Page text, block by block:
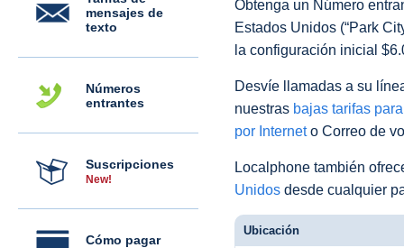
mensajes de
texto
Números
entrantes
Suscripciones
New!
Cómo pagar
Obtenga un Número
Estados Unidos (“Park
la configuración inicial
Desvíe llamadas a su
nuestras bajas tarifas
por Interneto Correo de
Localphone también
Unidos desde cualquier
Ubicación